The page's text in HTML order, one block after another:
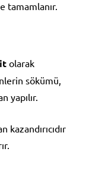
tamamlanır.
olarak
sökümü,
yapılır.